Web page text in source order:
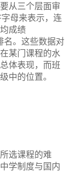
从三个层面审
母来表示，连
成绩
名。这些数据对
某门课程的水
体表现，而班
中的位置。
选课程的难
学制度与国内